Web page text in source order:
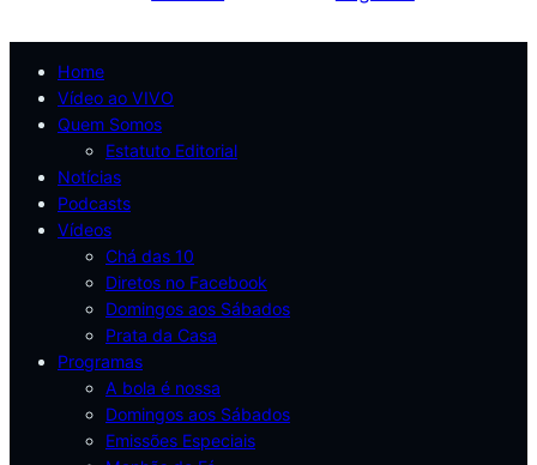
Home
Vídeo ao VIVO
Quem Somos
Estatuto Editorial
Notícias
Podcasts
Vídeos
Chá das 10
Diretos no Facebook
Domingos aos Sábados
Prata da Casa
Programas
A bola é nossa
Domingos aos Sábados
Emissões Especiais